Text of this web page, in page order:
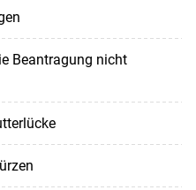
Beantragung nicht